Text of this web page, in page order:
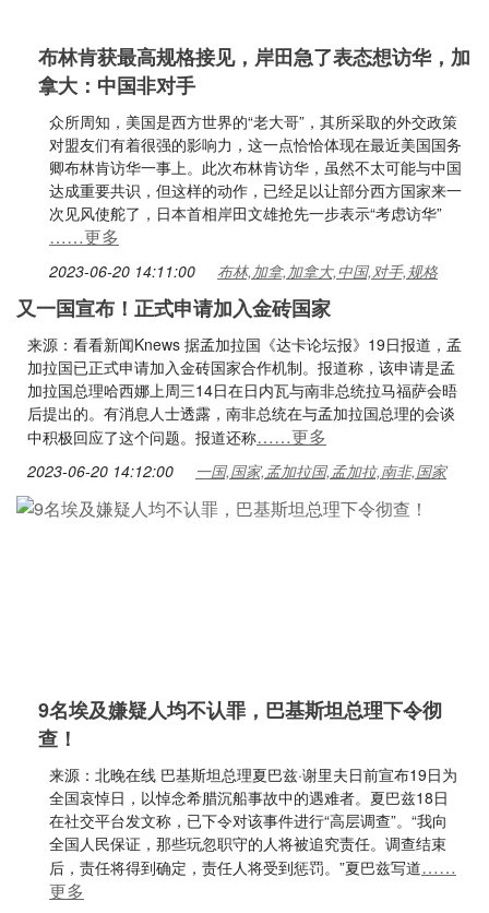
布林肯获最高规格接见，岸田急了表态想访华，加
拿大：中国非对手
众所周知，美国是西方世界的“老大哥”，其所采取的外交政策
对盟友们有着很强的影响力，这一点恰恰体现在最近美国国务
卿布林肯访华一事上。此次布林肯访华，虽然不太可能与中国
达成重要共识，但这样的动作，已经足以让部分西方国家来一
次见风使舵了，日本首相岸田文雄抢先一步表示“考虑访华”
……更多
2023-06-20 14:11:00 布林,加拿,加拿大,中国,对手,规格
又一国宣布！正式申请加入金砖国家
来源：看看新闻Knews 据孟加拉国《达卡论坛报》19日报道，孟
加拉国已正式申请加入金砖国家合作机制。报道称，该申请是孟
加拉国总理哈西娜上周三14日在日内瓦与南非总统拉马福萨会晤
后提出的。有消息人士透露，南非总统在与孟加拉国总理的会谈
中积极回应了这个问题。报道还称……更多
2023-06-20 14:12:00 一国,国家,孟加拉国,孟加拉,南非,国家
9名埃及嫌疑人均不认罪，巴基斯坦总理下令彻
查！
来源：北晚在线 巴基斯坦总理夏巴兹·谢里夫日前宣布19日为
全国哀悼日，以悼念希腊沉船事故中的遇难者。夏巴兹18日
在社交平台发文称，已下令对该事件进行“高层调查”。“我向
全国人民保证，那些玩忽职守的人将被追究责任。调查结束
后，责任将得到确定，责任人将受到惩罚。”夏巴兹写道……
更多